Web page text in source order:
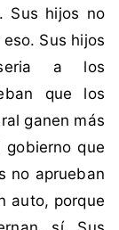
Sus hijos no
Sus hijos
a los
que los
ganen más
que
no aprueban
auto, porque